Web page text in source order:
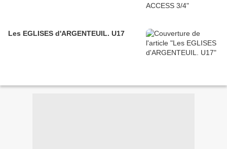
Les EGLISES d'ARGENTEUIL. U17